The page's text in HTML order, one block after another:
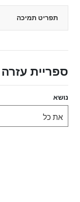
תפריט תמיכה
ספריית עזרה
נושא